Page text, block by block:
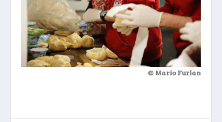
© Mario Furlan